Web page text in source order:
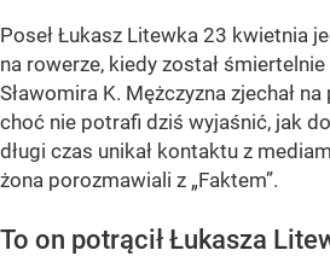
Poseł Łukasz Litewka 23 kwietnia
na rowerze, kiedy został
Sławomira K. Mężczyzna zjechał
choć nie potrafi dziś wyjaśnić, jak
długi czas unikał kontaktu z
żona porozmawiali z „Faktem”.
To on potrącił Łukasza